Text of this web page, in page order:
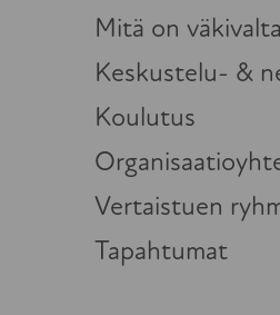
Mitä on
Keskustelu- &
Koulutus
Vertaistuen
Tapahtumat
Ikä,
ja
tekijöitä,